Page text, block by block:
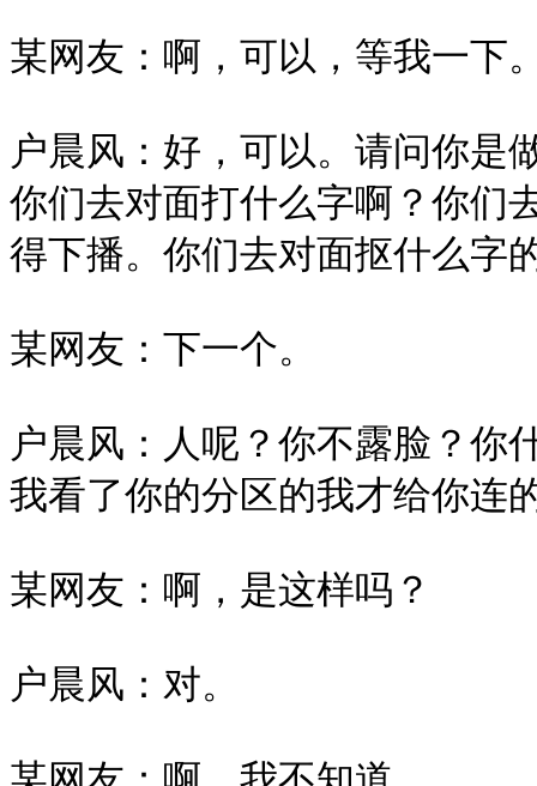
某网友：啊，可以，等我一下
户晨风：好，可以。请问你是
你们去对面打什么字啊？你们
得下播。你们去对面抠什么字
某网友：下一个。
户晨风：人呢？你不露脸？你
我看了你的分区的我才给你连
某网友：啊，是这样吗？
户晨风：对。